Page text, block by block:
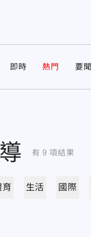
即時 熱門 要聞
有 9 項結果
育 生活 國際